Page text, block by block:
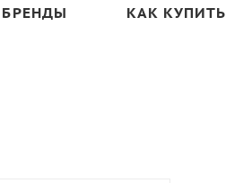
БРЕНДЫ КАК КУПИТЬ